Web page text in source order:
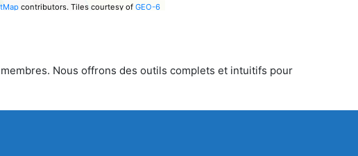
contributors. Tiles courtesy of GEO-6
Nous offrons des outils complets et intuitifs pour